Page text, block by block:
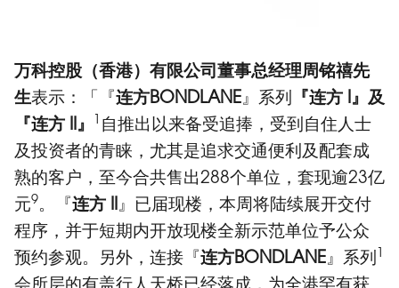
万科控股（香港）有限公司董事总经理周铭禧先
生表示：「『连方BONDLANE 』系列 『连方 I』及
『连方 II』 1 自推出以来备受追捧，受到自住人士
及投资者的青睐，尤其是追求交通便利及配套成
熟的客户，至今合共售出288个单位，套现逾23亿
元9。『连方 II 』已届现楼，本周将陆续展开交付
程序，并于短期内开放现楼全新示范单位予公众
预约参观。另外，连接『连方BONDLANE 』系列1
会所层的有盖行人天桥已经落成，为全港罕有获